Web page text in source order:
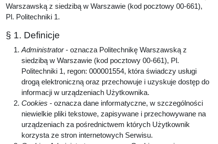
Warszawską z siedzibą w Warszawie (kod pocztowy 00-661),
Pl. Politechniki 1.
§ 1. Definicje
Administrator- oznacza Politechnikę Warszawską z
siedzibą w Warszawie (kod pocztowy 00-661), Pl.
Politechniki 1, regon: 000001554, która świadczy usługi
drogą elektroniczną oraz przechowuje i uzyskuje dostęp do
informacji w urządzeniach Użytkownika.
Cookies - oznacza dane informatyczne, w szczególności
niewielkie pliki tekstowe, zapisywane i przechowywane na
urządzeniach za pośrednictwem których Użytkownik
korzysta ze stron internetowych Serwisu.